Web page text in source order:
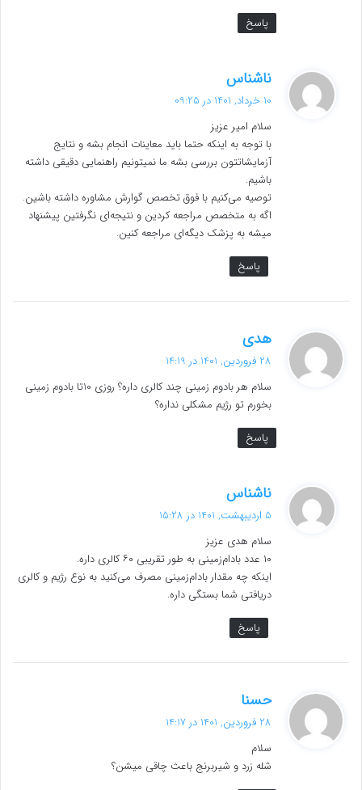
پاسخ
ناشناس
ف
:
10 خرداد, 1401 در 09:25
سلام امیر عزیز
با توجه به اینکه حتما باید معاینات انجام بشه و نتایج
آزمایشاتتون بررسی بشه ما نمیتونیم راهنمایی دقیقی داشته
باشیم.
توصیه می‌کنیم با فوق تخصص گوارش مشاوره داشته باشین.
اگه به متخصص مراجعه کردین و نتیجه‌ای نگرفتین پیشنهاد
میشه به پزشک دیگه‌ای مراجعه کنین.
پاسخ
هدی
ت
:
28 فروردین, 1401 در 14:19
سلام هر بادوم زمینی چند کالری داره؟ روزی 10تا بادوم زمینی
بخورم تو رژیم مشکلی نداره؟
پاسخ
ناشناس
5 اردیبهشت, 1401 در 15:28
سلام هدی عزیز
۱۰ عدد بادام‌زمینی به طور تقریبی ۶۰ کالری داره.
اینکه چه مقدار بادام‌زمینی مصرف می‌کنید به نوع رژیم و کالری
دریافتی شما بستگی داره.
پاسخ
حسنا
ت
28 فروردین, 1401 در 14:17
سلام
شله زرد و شیربرنج باعث چاقی میشن؟